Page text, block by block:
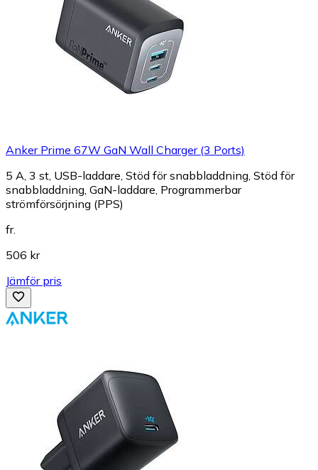
Anker Prime 67W GaN Wall Charger (3 Ports)
5 A, 3 st, USB-laddare, Stöd för snabbladdning, Stöd för
snabbladdning, GaN-laddare, Programmerbar
strömförsörjning (PPS)
fr.
506 kr
Jämför pris